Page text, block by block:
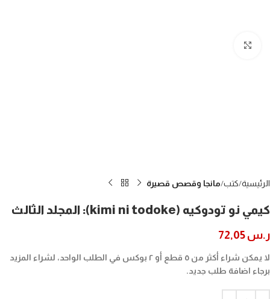
الرئيسية كتب مانجا وقصص قصيرة
كيمي نو تودوكيه (kimi ni todoke): المجلد الثالث
ر.س
لا يمكن شراء أكثر من ٥ قطع أو ٢ بوكس في الطلب الواحد، لشراء المزيد
برجاء اضافة طلب جديد.